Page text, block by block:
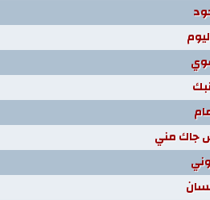
جاك مني